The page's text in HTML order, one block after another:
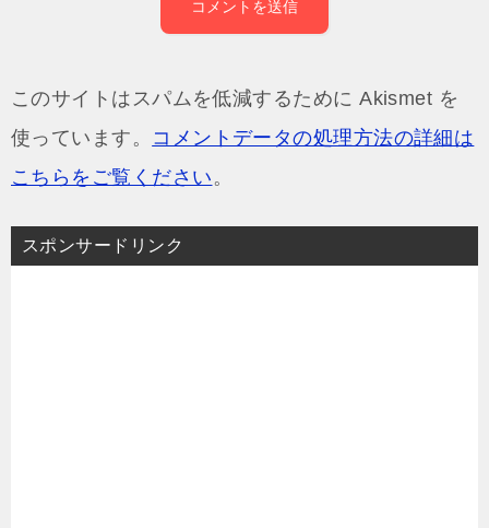
このサイトはスパムを低減するために Akismet を
使っています。 コメントデータの処理方法の詳細は
こちらをご覧ください 。
スポンサードリンク